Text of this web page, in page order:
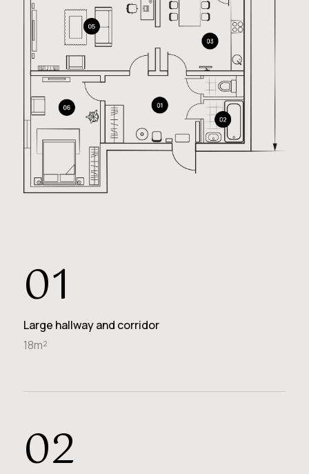
01
Large hallway and corridor
18m²
02